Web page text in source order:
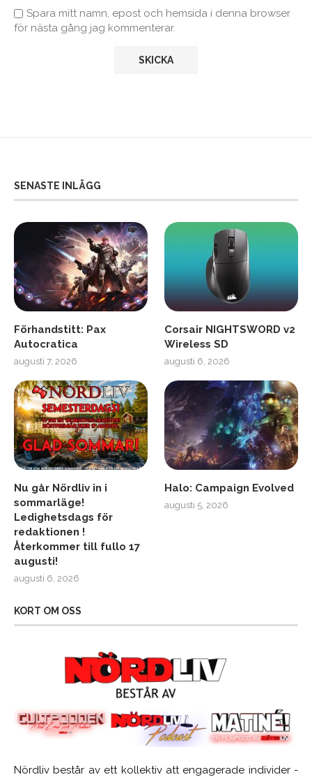
Spara mitt namn, epost och hemsida i denna browser
för nästa gång jag kommenterar.
SENASTE INLÄGG
Förhandstitt: Pax
Autocratica
augusti 7, 2026
Corsair NIGHTSWORD v2
Wireless SD
augusti 6, 2026
Nu går Nördliv in i
sommarläge!
Ledighetsdags för
redaktionen !
Återkommer till fullo 17
augusti!
augusti 6, 2026
Halo: Campaign Evolved
augusti 5, 2026
KORT OM OSS
Nördliv består av ett kollektiv att engagerade individer -